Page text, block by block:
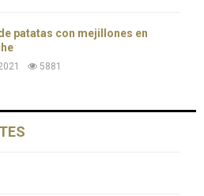
patatas con mejillones en
5881